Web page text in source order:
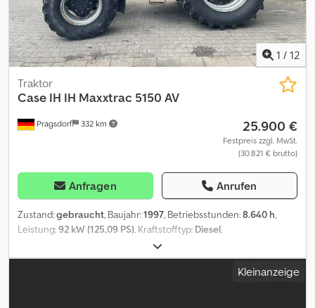
1 / 12
Pragsdorf 332 km
Traktor
Case IH IH Maxxtrac 5150 AV
25.900 €
Festpreis zzgl. MwSt.
(30.821 € brutto)
Anfragen Anrufen
Zustand:gebraucht, Baujahr:1997, Betriebsstunden:8.640 h,
Leistung:92 kW (125,09 PS), Kraftstofftyp: Diesel,
40 km/h, Vorderreifengröße:
| 80%, Hinterreifengröße:600/65R38 | 80%, Reifengröße:
Allradantrieb,
Kleinanzeige